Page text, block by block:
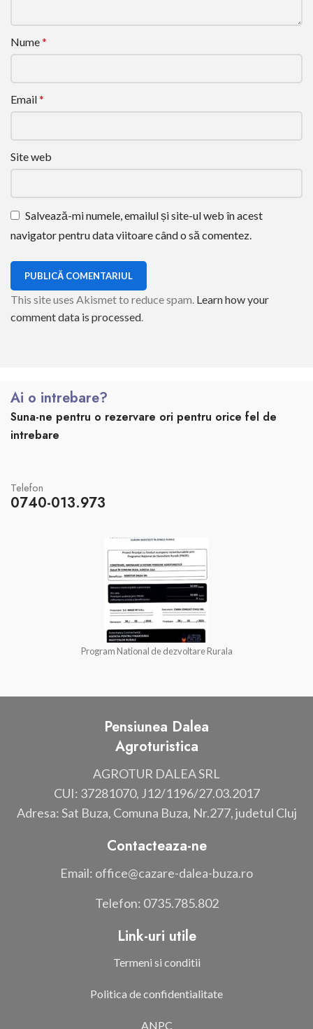
Nume*
Email*
Site web
Salvează-mi numele, emailul și site-ul web în acest
navigator pentru data viitoare când o să comentez.
This site uses Akismet to reduce spam. Learn how your
comment data is processed.
Ai o intrebare?
Suna-ne pentru o rezervare ori pentru orice fel de
intrebare
Telefon
0740-013.973
Program National de dezvoltare Rurala
Pensiunea Dalea
Agroturistica
AGROTUR DALEA SRL
CUI: 37281070, J12/1196/27.03.2017
Adresa: Sat Buza, Comuna Buza, Nr.277, judetul Cluj
Contacteaza-ne
Email: office@cazare-dalea-buza.ro
Telefon: 0735.785.802
Link-uri utile
Termeni si conditii
Politica de confidentialitate
ANPC